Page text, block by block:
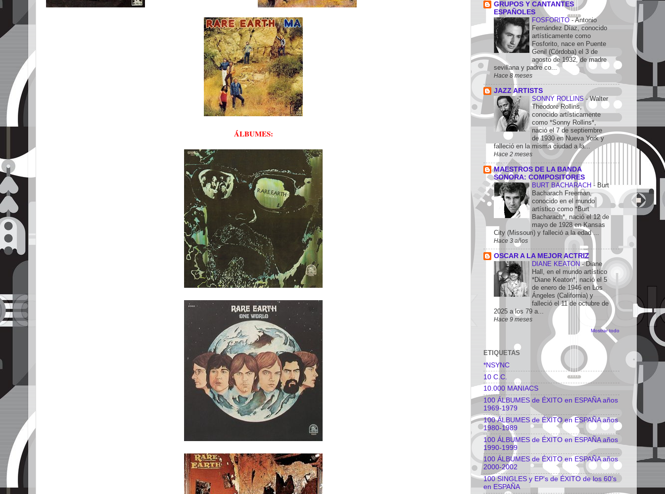
ÁLBUMES:
GRUPOS Y CANTANTES
ESPAÑOLES
FOSFORITO-Antonio
Fernández Díaz, conocido
artísticamente como
Fosforito, nace en Puente
Genil (Córdoba) el 3 de
agosto de 1932, de madre
sevillana y padre co...
Hace 8 meses
JAZZ ARTISTS
SONNY ROLLINS-Walter
Theodore Rollins,
conocido artísticamente
como *Sonny Rollins*,
nació el 7 de septiembre
de 1930 en Nueva York y
falleció en la misma ciudad a la...
Hace 2 meses
MAESTROS DE LA BANDA
SONORA: COMPOSITORES
BURT BACHARACH - Burt
Bacharach Freeman,
conocido en el mundo
artístico como *Burt
Bacharach*, nació el 12 de
mayo de 1928 en Kansas
City (Missouri) y falleció a la edad ...
Hace 3 años
OSCAR A LA MEJOR ACTRIZ
DIANE KEATON-Diane
Hall, en el mundo artístico
*Diane Keaton*, nació el 5
de enero de 1946 en Los
Ángeles (California) y
falleció el 11 de octubre de
2025 a los 79 a...
Hace 9 meses
Mostrar todo
ETIQUETAS
*NSYNC
10 C.C.
10.000 MANIACS
100 ÁLBUMES de ÉXITO en ESPAÑA años
1969-1979
100 ÁLBUMES de ÉXITO en ESPAÑA años
1980-1989
100 ÁLBUMES de ÉXITO en ESPAÑA años
1990-1999
100 ÁLBUMES de ÉXITO en ESPAÑA años
2000-2002
100 SINGLES y EP's de ÉXITO de los 60's
en ESPAÑA